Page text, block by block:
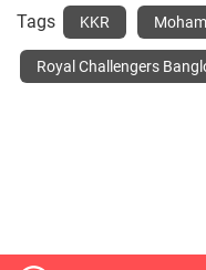
Tags KKR
Royal Challengers